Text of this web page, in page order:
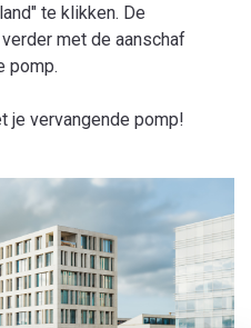
te klikken. De
met de aanschaf
pomp.
je vervangende pomp!